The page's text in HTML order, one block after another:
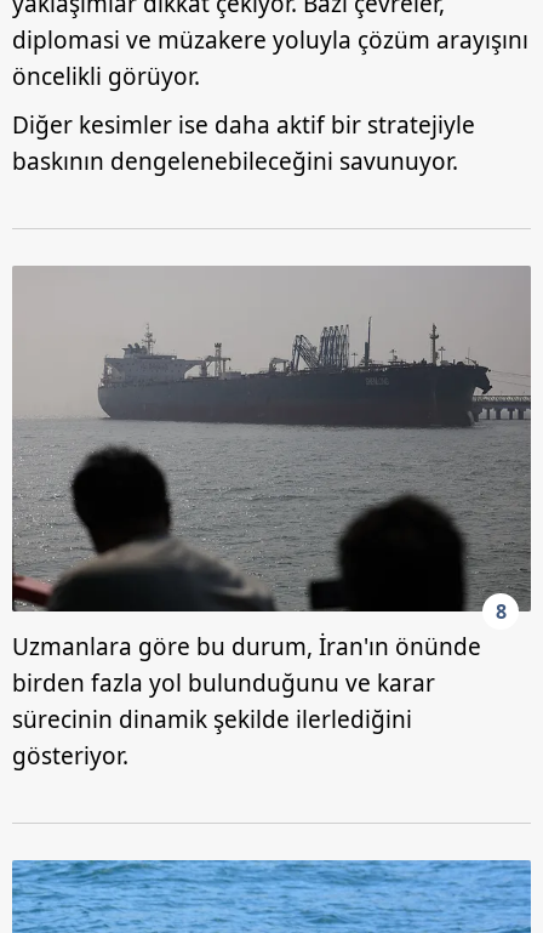
diplomasi ve müzakere yoluyla çözüm arayışını
öncelikli görüyor.
Diğer kesimler ise daha aktif bir stratejiyle
baskının dengelenebileceğini savunuyor.
8
Uzmanlara göre bu durum, İran'ın önünde
birden fazla yol bulunduğunu ve karar
sürecinin dinamik şekilde ilerlediğini
gösteriyor.